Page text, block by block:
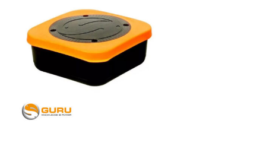
Kapcsolat
Márkák
Mohosz Versenynaptár 2025